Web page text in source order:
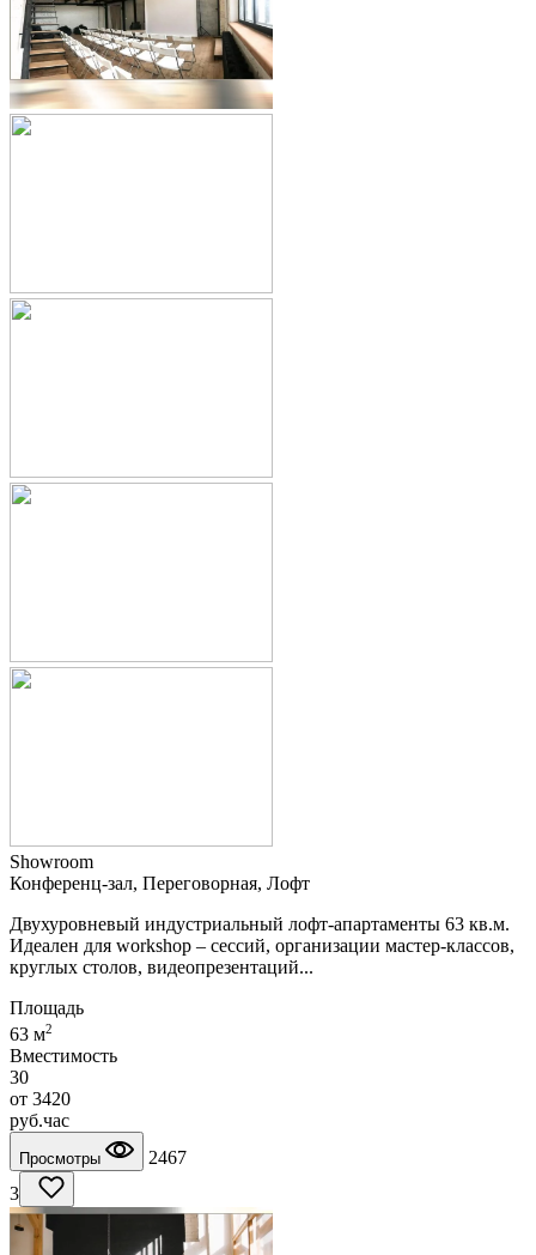
Showroom
Конференц-зал, Переговорная, Лофт
Двухуровневый индустриальный лофт-апартаменты 63 кв.м.
Идеален для workshop – сессий, организации мастер-классов,
круглых столов, видеопрезентаций...
Площадь
63 м2
Вместимость
30
от 3420
руб.час
Просмотры
2467
3